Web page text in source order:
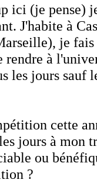
ici (je pense)
J'habite à
je fais
à
les jours sauf
cette
jours à mon
ou
?